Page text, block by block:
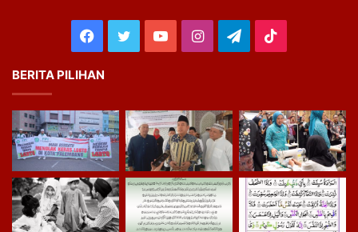
Facebook
TwitterYouTubeInstagram
Telegram
BERITA PILIHAN